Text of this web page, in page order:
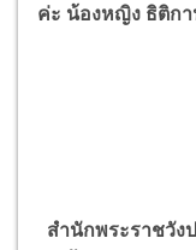
ค่ะ น้องหญิง ธิติก
สำนักพระราชวัง